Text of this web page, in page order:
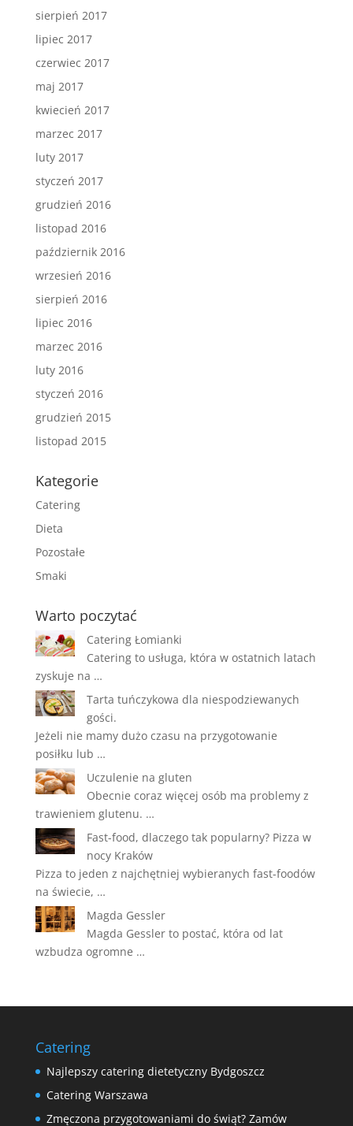
sierpień 2017
lipiec 2017
czerwiec 2017
maj 2017
kwiecień 2017
marzec 2017
luty 2017
styczeń 2017
grudzień 2016
listopad 2016
październik 2016
wrzesień 2016
sierpień 2016
lipiec 2016
marzec 2016
luty 2016
styczeń 2016
grudzień 2015
listopad 2015
Kategorie
Catering
Dieta
Pozostałe
Smaki
Warto poczytać
Catering Łomianki
Catering to usługa, która w ostatnich latach
zyskuje na …
Tarta tuńczykowa dla niespodziewanych
gości.
Jeżeli nie mamy dużo czasu na przygotowanie
posiłku lub …
Uczulenie na gluten
Obecnie coraz więcej osób ma problemy z
trawieniem glutenu. …
Fast-food, dlaczego tak popularny? Pizza w
nocy Kraków
Pizza to jeden z najchętniej wybieranych fast-foodów
na świecie, …
Magda Gessler
Magda Gessler to postać, która od lat
wzbudza ogromne …
Catering
Najlepszy catering dietetyczny Bydgoszcz
Catering Warszawa
Zmęczona przygotowaniami do świąt? Zamów